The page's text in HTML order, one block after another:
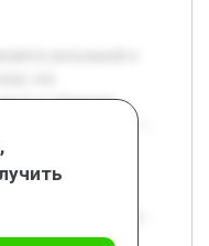
в структуре
Цель работы —
с
биологические
методы
и